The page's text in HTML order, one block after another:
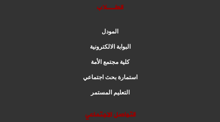
الطــلاب
المودل
البوابة الالكترونية
كلية مجتمع الأمة
استمارة بحث اجتماعي
التعليم المستمر
التواصل الاجتماعي